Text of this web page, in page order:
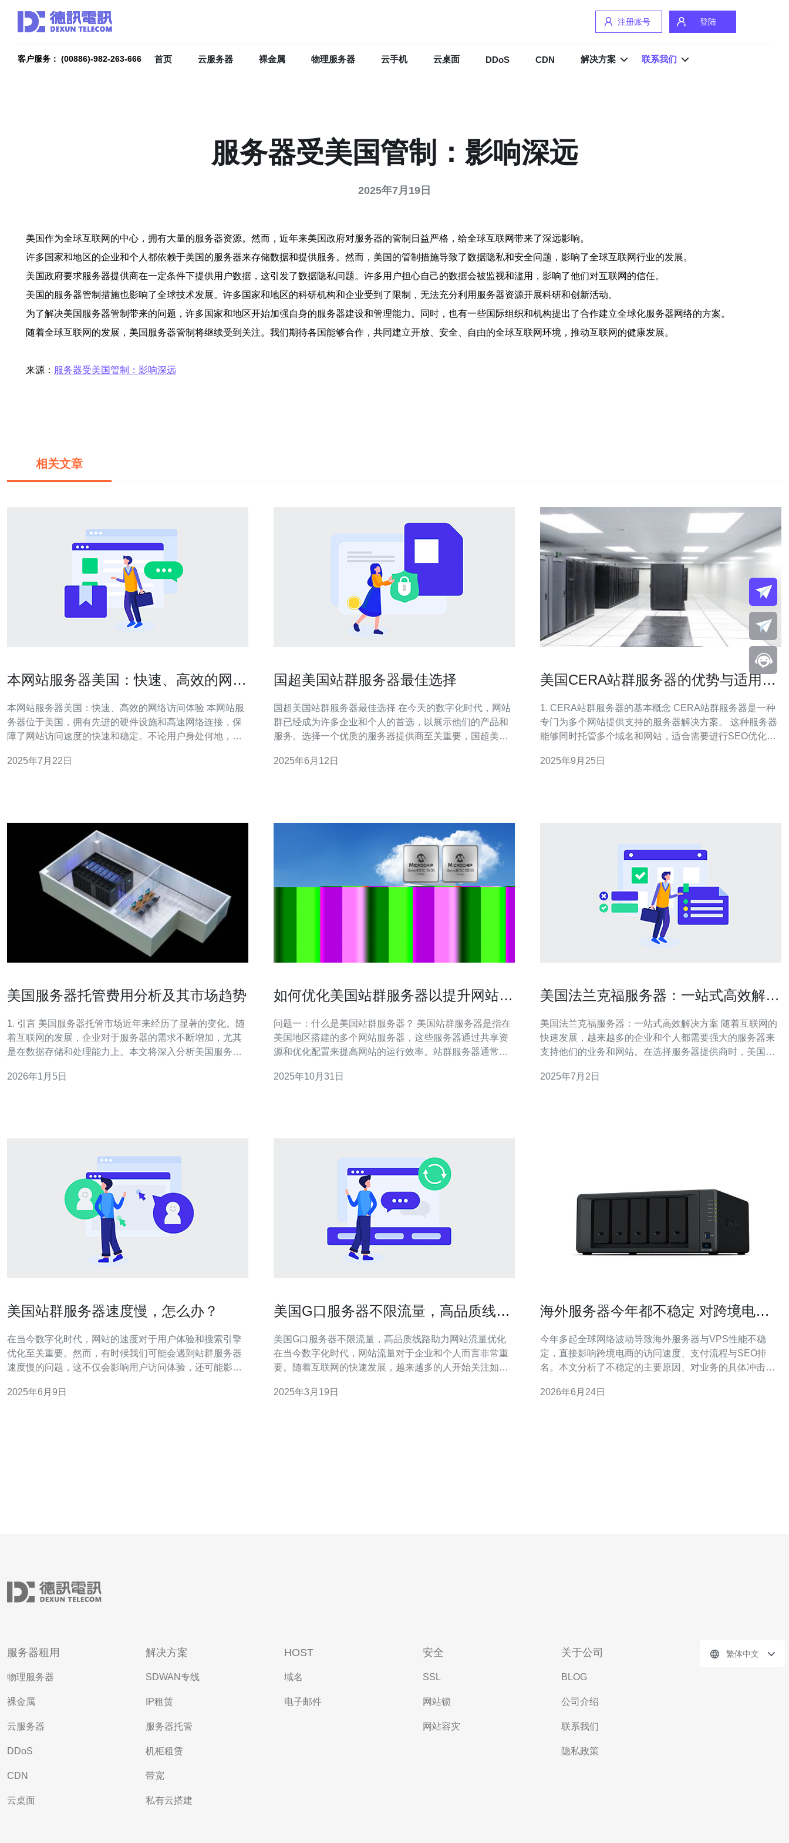
注册账号 登陆
客户服务： (00886)-982-263-666 首页 云服务器 裸金属 物理服务器 云手机 云桌面 DDoS CDN 解决方案 联系我们
服务器受美国管制：影响深远
2025年7月19日
美国作为全球互联网的中心，拥有大量的服务器资源。然而，近年来美国政府对服务器的管制日益严格，给全球互联网带来了深远影响。
许多国家和地区的企业和个人都依赖于美国的服务器来存储数据和提供服务。然而，美国的管制措施导致了数据隐私和安全问题，影响了全球互联网行业的发展。
美国政府要求服务器提供商在一定条件下提供用户数据，这引发了数据隐私问题。许多用户担心自己的数据会被监视和滥用，影响了他们对互联网的信任。
美国的服务器管制措施也影响了全球技术发展。许多国家和地区的科研机构和企业受到了限制，无法充分利用服务器资源开展科研和创新活动。
为了解决美国服务器管制带来的问题，许多国家和地区开始加强自身的服务器建设和管理能力。同时，也有一些国际组织和机构提出了合作建立全球化服务器网络的方案。
随着全球互联网的发展，美国服务器管制将继续受到关注。我们期待各国能够合作，共同建立开放、安全、自由的全球互联网环境，推动互联网的健康发展。
来源： 服务器受美国管制：影响深远
相关文章
本网站服务器美国：快速、高效的网络
本网站服务器美国：快速、高效的网络访问体验 本网站服
务器位于美国，拥有先进的硬件设施和高速网络连接，保
障了网站访问速度的快速和稳定。不论用户身处何地，都
的数据处理能力，能够迅速响应用户的请求，并且保证数
2025年7月22日
国超美国站群服务器最佳选择
国超美国站群服务器最佳选择 在今天的数字化时代，网站
群已经成为许多企业和个人的首选，以展示他们的产品和
服务。选择一个优质的服务器提供商至关重要，国超美国
拥有以下优势： 稳定性：国超美国站群服务器提供可靠的
2025年6月12日
美国CERA站群服务器的优势与适用场
1. CERA站群服务器的基本概念 CERA站群服务器是一种
专门为多个网站提供支持的服务器解决方案。 这种服务器
能够同时托管多个域名和网站，适合需要进行SEO优化和
一台服务器管理多个网站，减少了硬件成本和维护成本。
2025年9月25日
美国服务器托管费用分析及其市场趋势
1. 引言 美国服务器托管市场近年来经历了显著的变化。随
着互联网的发展，企业对于服务器的需求不断增加，尤其
是在数据存储和处理能力上。本文将深入分析美国服务器
策。 2. 服务器托管的基本概念 服务器托管是指将服务器放
2026年1月5日
如何优化美国站群服务器以提升网站速
问题一：什么是美国站群服务器？ 美国站群服务器是指在
美国地区搭建的多个网站服务器，这些服务器通过共享资
源和优化配置来提高网站的运行效率。站群服务器通常用
名和访问速度。 问题二：为什么网站速度对SEO如此重
2025年10月31日
美国法兰克福服务器：一站式高效解决
美国法兰克福服务器：一站式高效解决方案 随着互联网的
快速发展，越来越多的企业和个人都需要强大的服务器来
支持他们的业务和网站。在选择服务器提供商时，美国法
效解决方案，让用户无需担心服务器的性能和稳定性。 美
2025年7月2日
美国站群服务器速度慢，怎么办？
在当今数字化时代，网站的速度对于用户体验和搜索引擎
优化至关重要。然而，有时候我们可能会遇到站群服务器
速度慢的问题，这不仅会影响用户访问体验，还可能影响
及解决方法。 站群服务器速度慢的原因有很多，可能是服
2025年6月9日
美国G口服务器不限流量，高品质线路
美国G口服务器不限流量，高品质线路助力网站流量优化
在当今数字化时代，网站流量对于企业和个人而言非常重
要。随着互联网的快速发展，越来越多的人开始关注如何
是非常关键的一步。本文将介绍美国G口服务器的特点以
2025年3月19日
海外服务器今年都不稳定 对跨境电商
今年多起全球网络波动导致海外服务器与VPS性能不稳
定，直接影响跨境电商的访问速度、支付流程与SEO排
名。本文分析了不稳定的主要原因、对业务的具体冲击，
提升DDoS防御与优化域名解析策略。推荐德讯电讯作为
2026年6月24日
服务器租用
物理服务器
裸金属
云服务器
DDoS
CDN
云桌面
解决方案
SDWAN专线
IP租赁
服务器托管
机柜租赁
带宽
私有云搭建
HOST
域名
电子邮件
安全
SSL
网站锁
网站容灾
关于公司
BLOG
公司介绍
联系我们
隐私政策
繁体中文